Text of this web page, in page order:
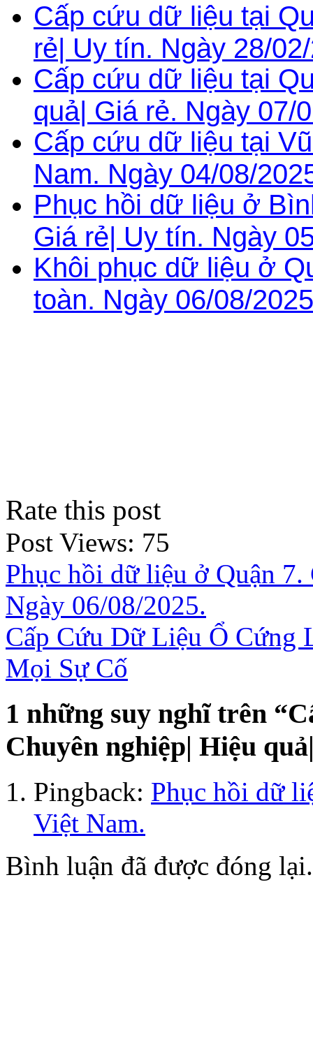
Cấp cứu dữ liệu tại
rẻ| Uy tín. Ngày 28/
Cấp cứu dữ liệu tại
quả| Giá rẻ. Ngày 07/
Cấp cứu dữ liệu tại
Nam. Ngày 04/08/
Phục hồi dữ liệu ở
Giá rẻ| Uy tín. Ngày
Khôi phục dữ liệu ở
toàn. Ngày 06/08/
Rate this post
Post Views: 75
Phục hồi dữ liệu ở Quận
Ngày 06/08/2025.
Cấp Cứu Dữ Liệu Ổ Cứng
Mọi Sự Cố
1 những suy nghĩ trên “
Chuyên nghiệp| Hiệu
Pingback: Phục hồi dữ
Việt Nam.
Bình luận đã được đóng lại.